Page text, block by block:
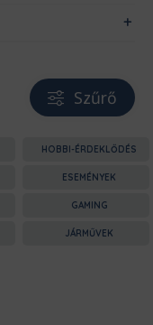
Szűrő
HOBBI-ÉRDEKLŐDÉS
ESEMÉNYEK
GAMING
JÁRMŰVEK